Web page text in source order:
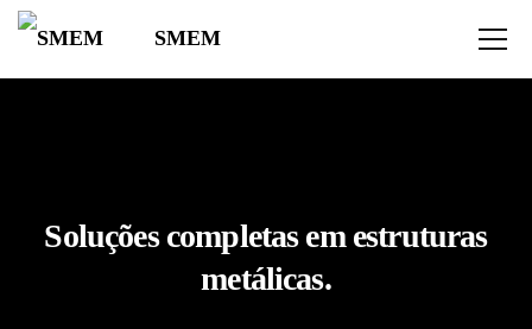
SMEM
Soluções completas em estruturas
metálicas.